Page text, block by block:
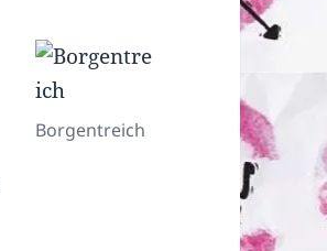
Borgentreich